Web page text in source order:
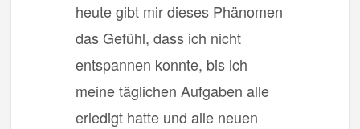
heute gibt mir dieses Phänomen
das Gefühl, dass ich nicht
entspannen konnte, bis ich
meine täglichen Aufgaben alle
erledigt hatte und alle neuen